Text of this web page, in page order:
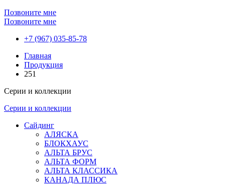
Позвоните мне
Позвоните мне
+7 (967) 035-85-78
Главная
Продукция
251
Серии и коллекции
Серии и коллекции
Сайдинг
АЛЯСКА
БЛОКХАУС
АЛЬТА БРУС
АЛЬТА ФОРМ
АЛЬТА КЛАССИКА
КАНАДА ПЛЮС